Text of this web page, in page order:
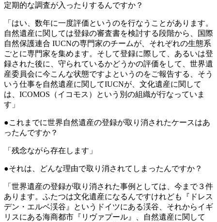
定期的な調査が入ったりするんですか？
「はい、数年に一度評価というのを行なうことがあります。
自然遺産に関しては登録の審査書を検討する段階から、国際
自然保護連合 IUCNの専門家のチームが、それぞれの生態系
ごとに専門家を集めます。そして登録に際して、あるいは登
録された後に、守られているかどうかの評価をして、世界遺
産委員会に今こんな状態ですよというのをご報告する、そう
いう仕事を自然遺産に関してIUCNが、文化遺産に関して
は、ICOMOS（イコモス）という別の組織が行なっていま
す」
●これまでに世界自然遺産の登録が取り消されたケースはあ
ったんですか？
「残念ながら存在します」
●それは、どんな理由で取り消されてしまったんですか？
「世界遺産の登録が取り消された事例としては、今まで３件
あります。ふたつは文化遺産になるんですけれども『ドレス
デン・エルベ渓谷』というドイツにある渓谷、それからイギ
リスにある海商都市『リヴァプール』、自然遺産に関して